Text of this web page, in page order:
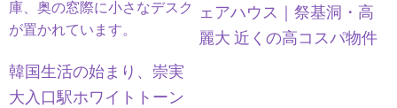
韓国生活の始まり、崇実
大入口駅ホワイトトーン
ェアハウス｜祭基洞・高
麗大 近くの高コスパ物件